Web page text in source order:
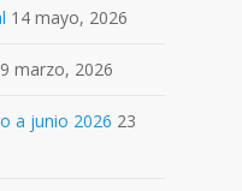
14 mayo, 2026
9 marzo, 2026
a junio 2026 23